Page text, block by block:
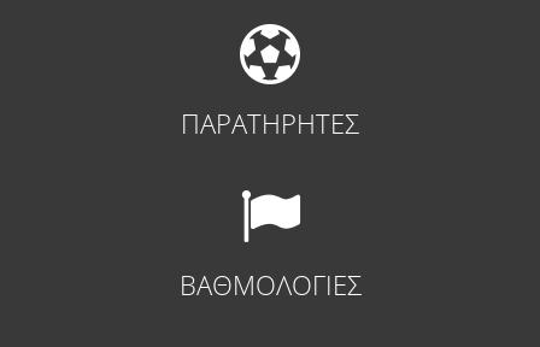
ΠΑΡΑΤΗΡΗΤΕΣ
ΒΑΘΜΟΛΟΓΙΕΣ